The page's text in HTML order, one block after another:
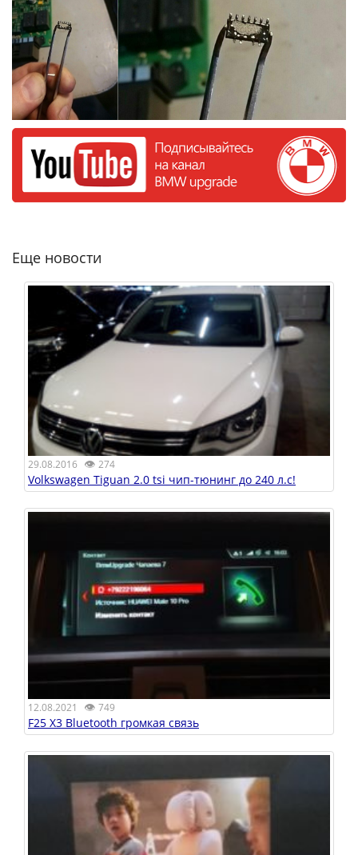
Еще новости
29.08.2016 👁 274
Volkswagen Tiguan 2.0 tsi чип-тюнинг до 240 л.с!
12.08.2021 👁 749
F25 X3 Bluetooth громкая связь